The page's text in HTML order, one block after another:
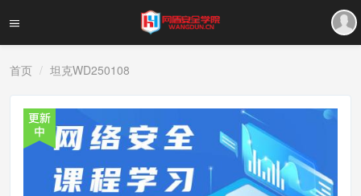
首页 坦克WD250108